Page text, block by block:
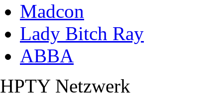
Madcon
Lady Bitch Ray
ABBA
HPTY Netzwerk